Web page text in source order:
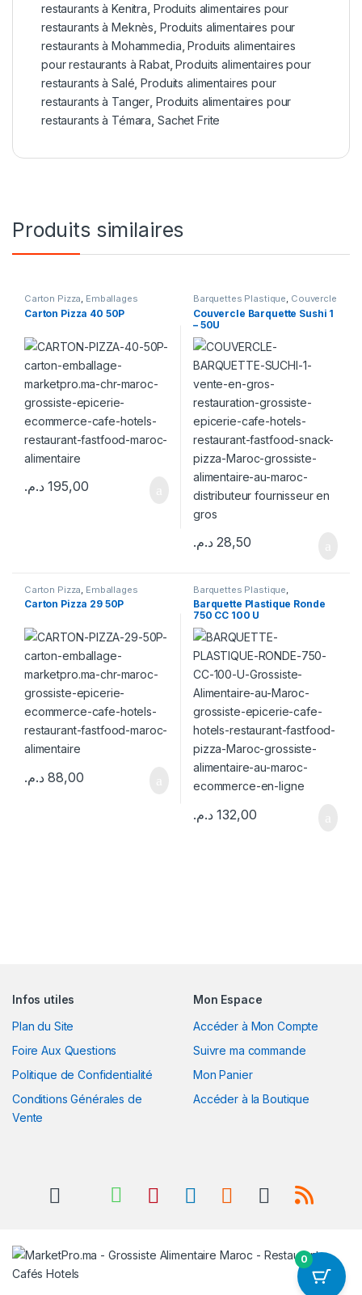
restaurants à Kenitra Produits alimentaires pour
restaurants à Meknès Produits alimentaires pour
restaurants à Mohammedia ,Produits alimentaires
pour restaurants à Rabat,Produits alimentaires pour
restaurants à Salé ,Produits alimentaires pour
restaurants à Tanger Produits alimentaires pour
restaurants à Témara Sachet Frite
Produits similaires
Carton Pizza, Emballages
Carton Pizza 40 50P
195,00 د.م.
Barquettes Plastique, Couvercle
Barquette , Emballages
Couvercle Barquette Sushi 1
– 50U
28,50 د.م.
Carton Pizza Emballages
Carton Pizza 29 50P
88,00 د.م.
Barquettes Plastique
Emballages
Barquette Plastique Ronde
750 CC 100 U
132,00 د.م.
Infos utiles
Plan du Site
Foire Aux Questions
Politique de Confidentialité
Conditions Générales de
Vente
Mon Espace
Accéder à Mon Compte
Suivre ma commande
Mon Panier
Accéder à la Boutique
0